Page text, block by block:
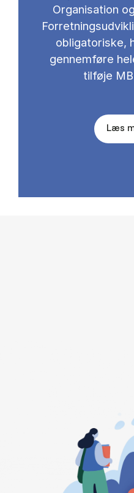
Organisation
obligatoriske,
gennemføre
tilføje
Læs